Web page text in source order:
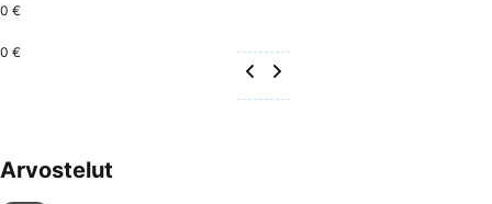
0 €
0 €
Arvostelut